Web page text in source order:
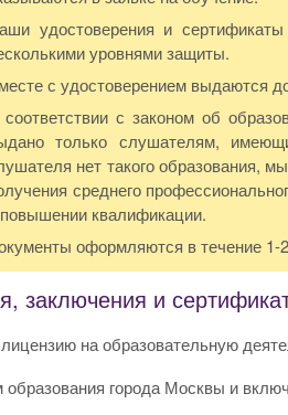
удостоверения и
уровнями защиты.
с удостоверением выдаются
с законом об
только слушателям,
нет такого образования,
среднего
квалификации.
оформляются в течение 1-
заключения и
на образовательную
города Москвы и